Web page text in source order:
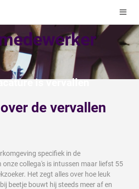
is vervallen
de vervallen
specifiek in de
onze collega's is intussen maar liefst 55
Het zegt alles over hoe leuk
beetje bouwt hij steeds meer af en